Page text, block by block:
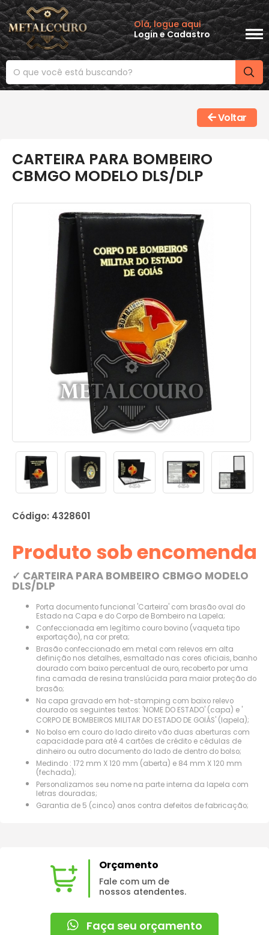
Olá, logue aqui
LogineCadastro
Voltar
CARTEIRA PARA BOMBEIRO
CBMGO MODELO DLS/DLP
Código: 4328601
Produto sob encomenda
✓ CARTEIRA PARA BOMBEIRO CBMGO MODELO
DLS/DLP
Porta documento funcional 'Carteira' com brasão oval do
Estado na Capa e do Corpo de Bombeiro na Lapela;
Confeccionada em legítimo couro bovino (vaqueta tipo
exportação), na cor preta;
Brasão confeccionado em metal com relevos em alta
definição nos detalhes, esmaltado nas cores oficiais, banho
dourado com baixo percentual de ouro, recoberto por uma
fina camada de resina translúcida para maior proteção do
brasão;
Na capa gravado em hot-stamping com baixo relevo
dourado os seguintes textos: 'NOME DO ESTADO' (capa) e '
CORPO DE BOMBEIROS MILITAR DO ESTADO DE GOIÁS' (lapela);
No bolso em couro do lado direito vão duas aberturas com
capacidade para até 4 cartões de crédito e cédulas de
dinheiro ou outro documento do lado de dentro do bolso;
Medindo : 172 mm X 120 mm (aberta) e 84 mm X 120 mm
(fechada);
Personalizamos seu nome na parte interna da lapela com
letras douradas;
Garantia de 5 (cinco) anos contra defeitos de fabricação;
Orçamento
Fale com um de
nossos atendentes.
Faça seu orçamento